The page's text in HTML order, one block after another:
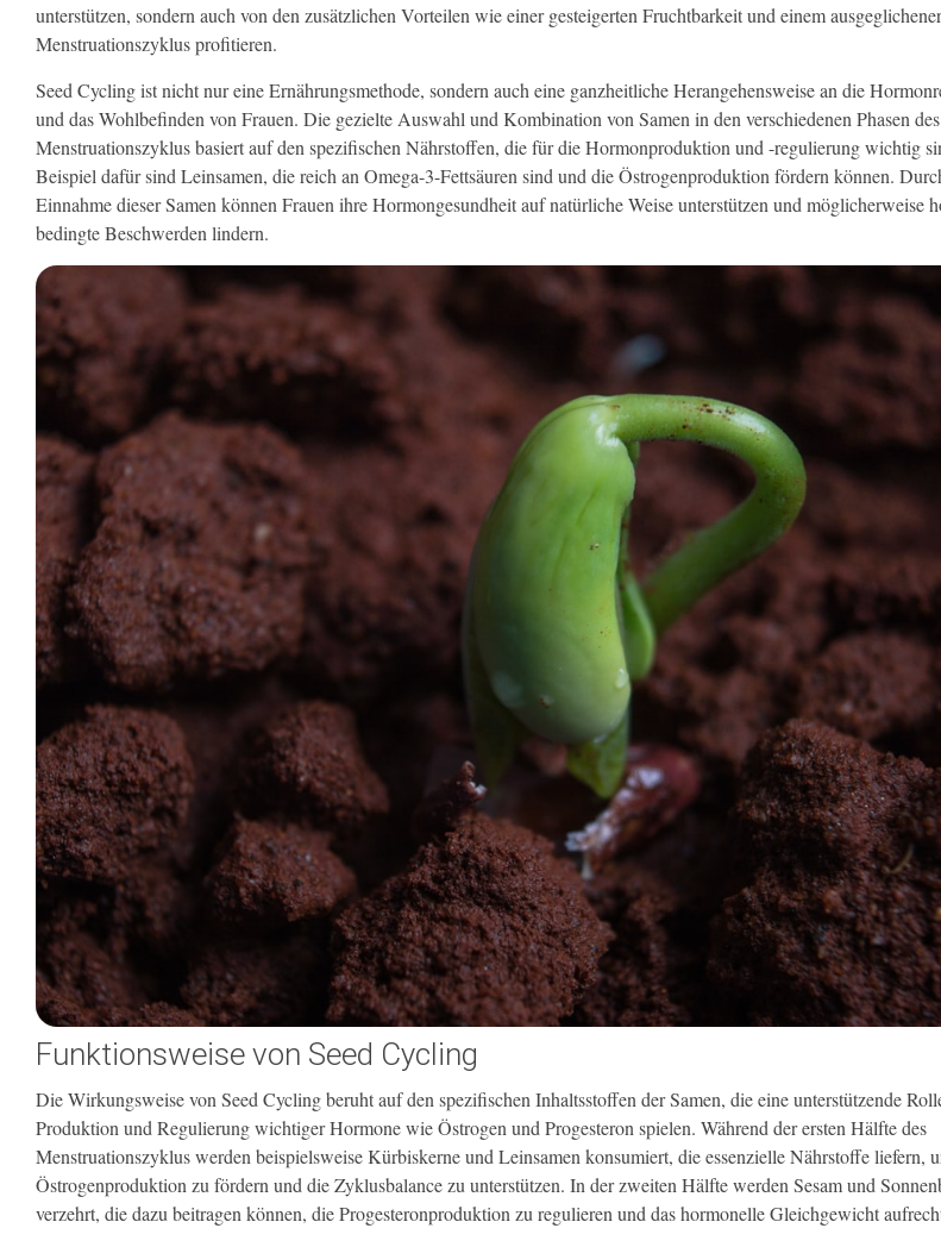
unterstützen, sondern auch von den zusätzlichen Vorteilen wie einer gesteigerten Fruchtbarkeit und einem
Menstruationszyklus profitieren.
Seed Cycling ist nicht nur eine Ernährungsmethode, sondern auch eine ganzheitliche Herangehensweise an die
und das Wohlbefinden von Frauen. Die gezielte Auswahl und Kombination von Samen in den verschiedenen Phasen des
Menstruationszyklus basiert auf den spezifischen Nährstoffen, die für die Hormonproduktion und -regulierung wichtig
Beispiel dafür sind Leinsamen, die reich an Omega-3-Fettsäuren sind und die Östrogenproduktion fördern können.
Einnahme dieser Samen können Frauen ihre Hormongesundheit auf natürliche Weise unterstützen und möglicherweise
bedingte Beschwerden lindern.
Funktionsweise von Seed Cycling
Die Wirkungsweise von Seed Cycling beruht auf den spezifischen Inhaltsstoffen der Samen, die eine unterstützende
Produktion und Regulierung wichtiger Hormone wie Östrogen und Progesteron spielen. Während der ersten Hälfte des
Menstruationszyklus werden beispielsweise Kürbiskerne und Leinsamen konsumiert, die essenzielle Nährstoffe liefern,
Östrogenproduktion zu fördern und die Zyklusbalance zu unterstützen. In der zweiten Hälfte werden Sesam und
verzehrt, die dazu beitragen können, die Progesteronproduktion zu regulieren und das hormonelle Gleichgewicht